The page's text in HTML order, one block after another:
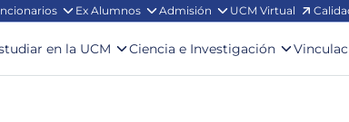
Ex Alumnos Admisión UCM Virtual
en la UCM Ciencia e Investigación